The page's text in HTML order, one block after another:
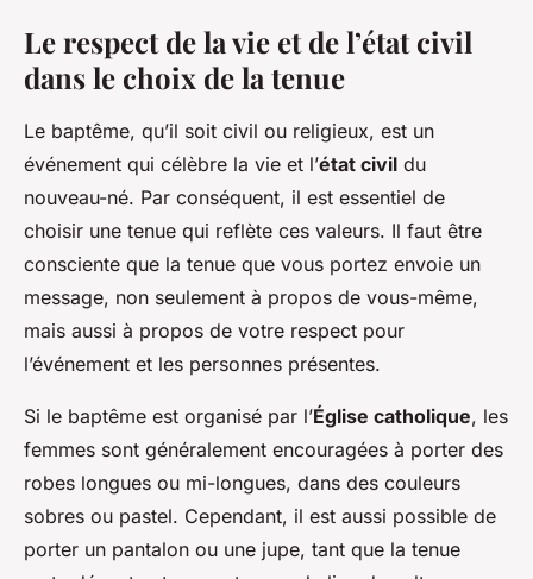
Le respect de la vie et de l’état civil
dans le choix de la tenue
Le baptême, qu’il soit civil ou religieux, est un
événement qui célèbre la vie et l’état civil du
nouveau-né. Par conséquent, il est essentiel de
choisir une tenue qui reflète ces valeurs. Il faut être
consciente que la tenue que vous portez envoie un
message, non seulement à propos de vous-même,
mais aussi à propos de votre respect pour
l’événement et les personnes présentes.
Si le baptême est organisé par l’Église catholique, les
femmes sont généralement encouragées à porter des
robes longues ou mi-longues, dans des couleurs
sobres ou pastel. Cependant, il est aussi possible de
porter un pantalon ou une jupe, tant que la tenue